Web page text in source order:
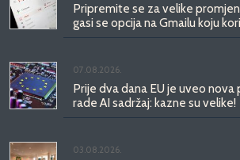
Pripremite se za velike
gasi se opcija na Gmailu koju
07.08.2026.
Prije dva dana EU je uveo nova
rade AI sadržaj: kazne su velike!
03.08.2026.